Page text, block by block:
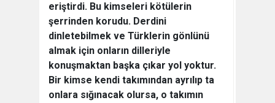
eriştirdi. Bu kimseleri kötülerin
şerrinden korudu. Derdini
dinletebilmek ve Türklerin gönlünü
almak için onların dilleriyle
konuşmaktan başka çıkar yol yoktur.
Bir kimse kendi takımından ayrılıp ta
onlara sığınacak olursa, o takımın